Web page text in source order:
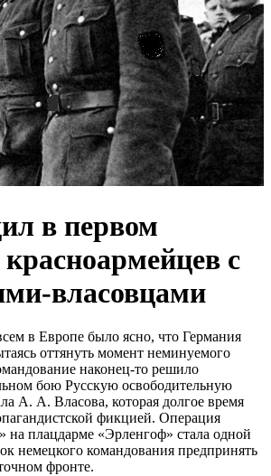
в первом
с
власовцами
в Европе было ясно, что Германия
оттянуть момент неминуемого
наконец-то решило
бою Русскую освободительную
А. А. Власова, которая долгое время
фикцией. Операция
на плацдарме «Эрленгоф» стала одной
немецкого командования предпринять
фронте.